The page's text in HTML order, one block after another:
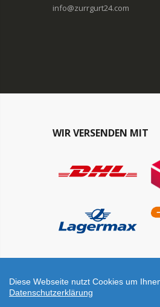
info@zurrgurt24.com
WIR VERSENDEN MIT
Diese Webseite nutzt Cookies um
Datenschutzerklärung